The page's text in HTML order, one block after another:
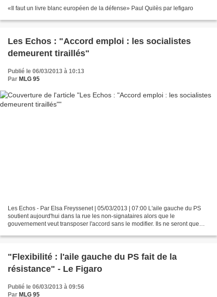
«Il faut un livre blanc européen de la défense» Paul Quilès par lefigaro
Les Echos : "Accord emploi : les socialistes
demeurent tiraillés"
Publié le 06/03/2013 à 10:13
Par MLG 95
Les Echos - Par Elsa Freyssenet | 05/03/2013 | 07:00 L'aile gauche du PS
soutient aujourd'hui dans la rue les non-signataires alors que le
gouvernement veut transposer l'accord sans le modifier. Ils ne seront que
"Flexibilité : l'aile gauche du PS fait de la
résistance" - Le Figaro
Publié le 06/03/2013 à 09:56
Par MLG 95